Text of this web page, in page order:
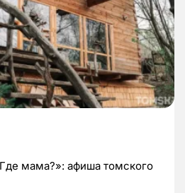
мама?»: афиша томского